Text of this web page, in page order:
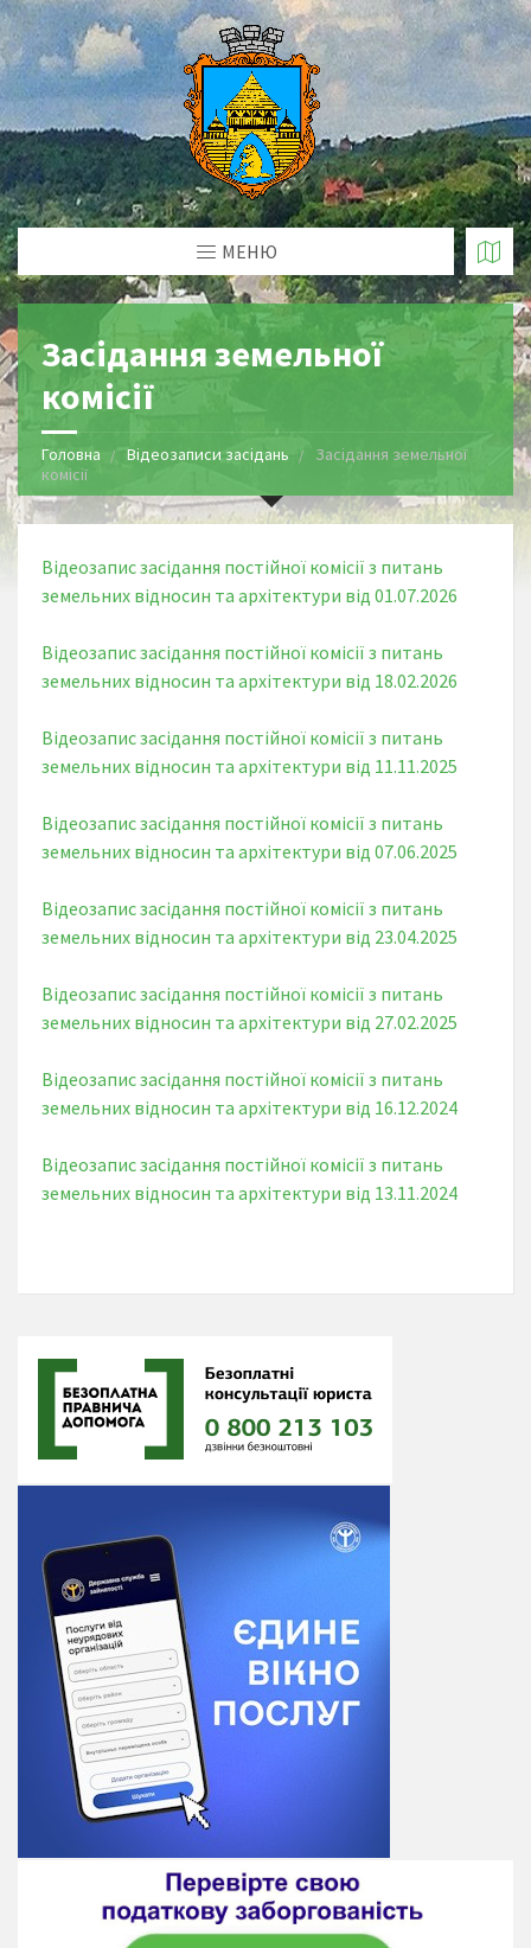
МЕНЮ
Засідання земельної
комісії
Головна Відеозаписи засідань
Засідання земельної
комісії
Відеозапис засідання постійної комісії з питань
земельних відносин та архітектури від 01.07.2026
Відеозапис засідання постійної комісії з питань
земельних відносин та архітектури від 18.02.2026
Відеозапис засідання постійної комісії з питань
земельних відносин та архітектури від 11.11.2025
Відеозапис засідання постійної комісії з питань
земельних відносин та архітектури від 07.06.2025
Відеозапис засідання постійної комісії з питань
земельних відносин та архітектури від 23.04.2025
Відеозапис засідання постійної комісії з питань
земельних відносин та архітектури від 27.02.2025
Відеозапис засідання постійної комісії з питань
земельних відносин та архітектури від 16.12.2024
Відеозапис засідання постійної комісії з питань
земельних відносин та архітектури від 13.11.2024